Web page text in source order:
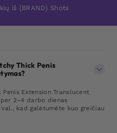
iš {BRAND} Shots
Thick Penis
Extension Translucent
2–4 darbo dienas
kad galėtumėte kuo greičiau